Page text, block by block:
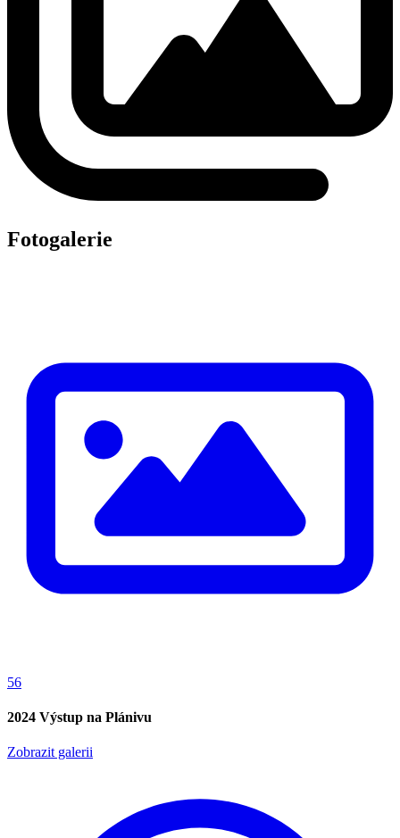
Fotogalerie
56
2024 Výstup na Plánivu
Zobrazit galerii